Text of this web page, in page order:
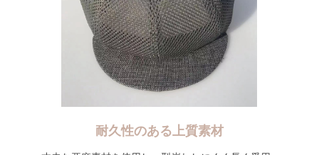
耐久性のある上質素材